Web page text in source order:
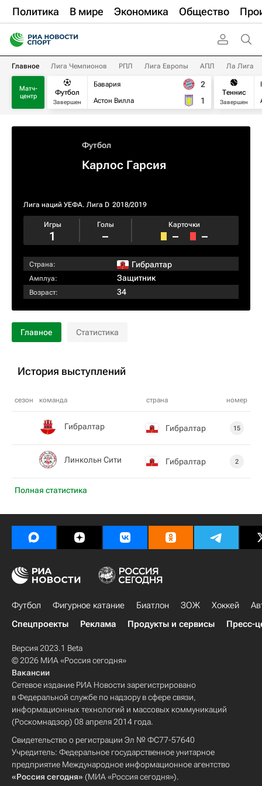
Политика В мире Экономика Общество
Главное Лига Чемпионов РПЛ Лига Европы АПЛ Ла Лига
Матч-
центр
Футбол
Завершен
Бавария
Астон Вилла
2
1
Теннис
Завершен
Футбол
Карлос Гарсия
Лига наций УЕФА. Лига D 2018/2019
Игры
1
Голы
–
Карточки
– –
Страна: Гибралтар
Амплуа: Защитник
Возраст: 34
Главное Статистика
История выступлений
сезон команда страна номер
Полная статистика
Гибралтар Гибралтар 15
Линкольн Сити Гибралтар 2
Футбол Фигурное катание Биатлон ЗОЖ Хоккей
Спецпроекты
Реклама Продукты и сервисы Пресс-
Версия 2023.1 Beta
© 2026 МИА «Россия сегодня»
Вакансии
Сетевое издание РИА Новости зарегистрировано
в Федеральной службе по надзору в сфере связи,
информационных технологий и массовых коммуникаций
(Роскомнадзор) 08 апреля 2014 года.
Свидетельство о регистрации Эл № ФС77-57640
Учредитель: Федеральное государственное унитарное
предприятие Международное информационное агентство
«Россия сегодня» (МИА «Россия сегодня»).